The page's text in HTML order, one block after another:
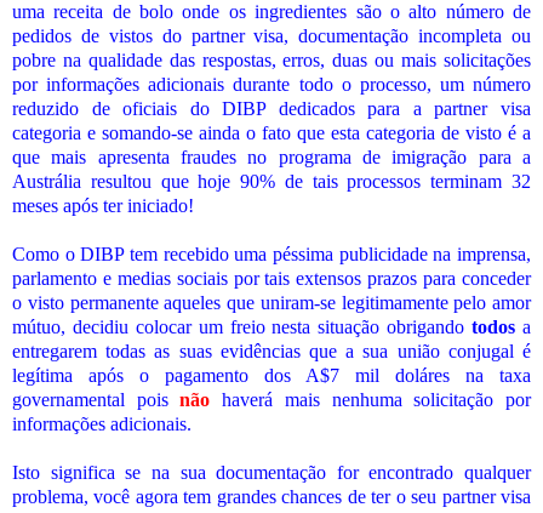
uma receita de bolo onde os ingredientes são o alto número de
pedidos de vistos do partner visa, documentação incompleta ou
pobre na qualidade das respostas, erros, duas ou mais solicitações
por informações adicionais durante todo o processo, um número
reduzido de oficiais do DIBP dedicados para a partner visa
categoria e somando-se ainda o fato que esta categoria de visto é a
que mais apresenta fraudes no programa de imigração para a
Austrália resultou que hoje 90% de tais processos terminam 32
meses após ter iniciado!
Como o DIBP tem recebido uma péssima publicidade na imprensa,
parlamento e medias sociais por tais extensos prazos para conceder
o visto permanente aqueles que uniram-se legitimamente pelo amor
mútuo, decidiu colocar um freio nesta situação obrigandotodos a
entregarem todas as suas evidências que a sua união conjugal é
legítima após o pagamento dos A$7 mil doláres na taxa
governamental poisnão haverá mais nenhuma solicitação por
informações adicionais.
Isto significa se na sua documentação for encontrado qualquer
problema, você agora tem grandes chances de ter o seu partner visa